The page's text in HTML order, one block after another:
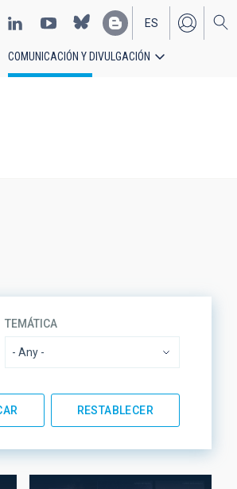
EN
ES
COMUNICACIÓN Y DIVULGACIÓN
TEMÁTICA
- Any -